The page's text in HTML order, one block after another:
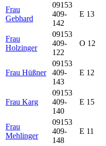
Frau
Gebhard
09153
409-
142
E 13
Frau
Holzinger
09153
409-
122
O 12
Frau Hüßner
09153
409-
143
E 12
Frau Karg
09153
409-
140
E 15
Frau
Mehlinger
09153
409-
148
E 11